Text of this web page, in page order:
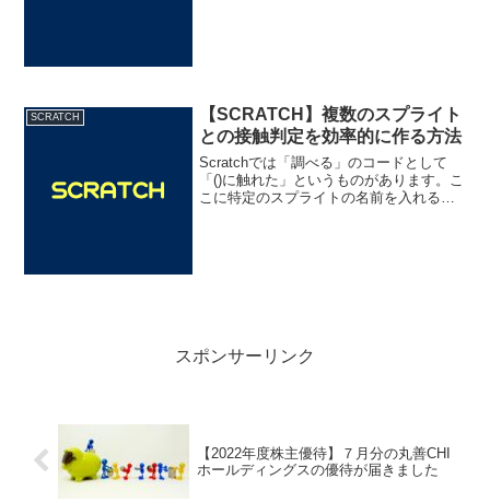
SCRATCH
【SCRATCH】複数のスプライト
との接触判定を効率的に作る方法
Scratchでは「調べる」のコードとして
「()に触れた」というものがあります。こ
こに特定のスプライトの名前を入れるこ
スポンサーリンク
【2022年度株主優待】７月分の丸善CHI
ホールディングスの優待が届きました